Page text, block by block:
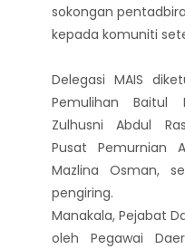
sokongan
kepada komuniti
Delegasi MAIS
Pemulihan Baitul
Zulhusni Abdul
Pusat Pemurnian
Mazlina Osman,
pengiring.
Manakala, Pejabat
oleh Pegawai